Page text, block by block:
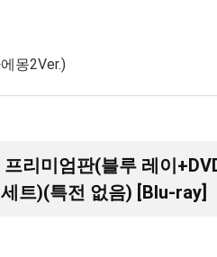
몽2Ver.)
리미엄판(블루 레이
트)(특전 없음) [Blu-ray]